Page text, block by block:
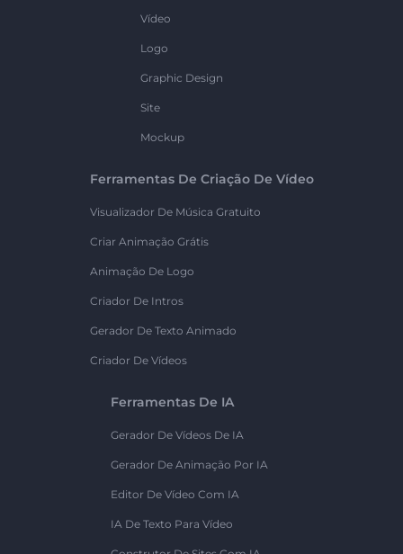
Vídeo
Logo
Graphic Design
Site
Mockup
Ferramentas De Criação De Vídeo
Visualizador De Música Gratuito
Criar Animação Grátis
Animação De Logo
Criador De Intros
Gerador De Texto Animado
Criador De Vídeos
Ferramentas De IA
Gerador De Vídeos De IA
Gerador De Animação Por IA
Editor De Vídeo Com IA
IA De Texto Para Vídeo